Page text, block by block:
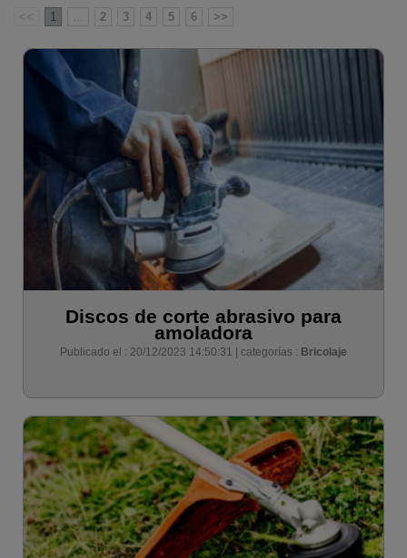
1 ... 2 3 4 5 6 >>
Discos de corte abrasivo para
amoladora
Publicado el : 20/12/2023 14:50:31 | categorías : Bricolaje